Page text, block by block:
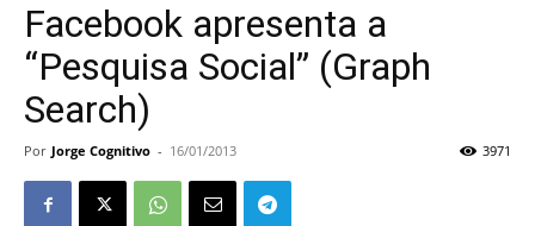
Facebook apresenta a
“Pesquisa Social” (Graph
Search)
Por Jorge Cognitivo - 16/01/2013 3971